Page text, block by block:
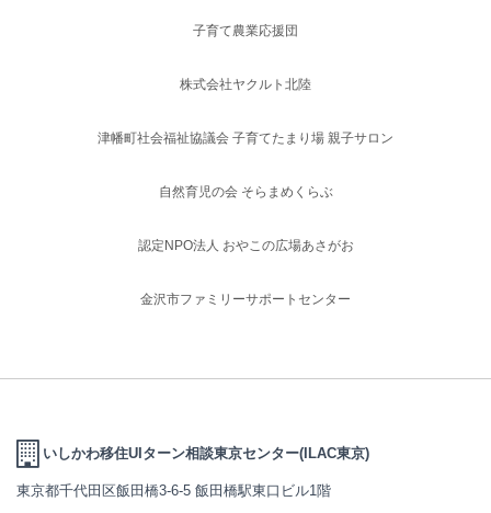
子育て農業応援団
株式会社ヤクルト北陸
津幡町社会福祉協議会 子育てたまり場 親子サロン
自然育児の会 そらまめくらぶ
認定NPO法人 おやこの広場あさがお
金沢市ファミリーサポートセンター
いしかわ移住UIターン相談東京センター(ILAC東京)
東京都千代田区飯田橋3-6-5 飯田橋駅東口ビル1階